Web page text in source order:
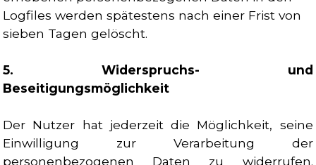
Logfiles werden spätestens nach einer Frist von
sieben Tagen gelöscht.
5. Widerspruchs- und
Beseitigungsmöglichkeit
Der Nutzer hat jederzeit die Möglichkeit, seine
Einwilligung zur Verarbeitung der
personenbezogenen Daten zu widerrufen.